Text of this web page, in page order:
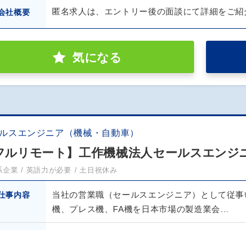
社概要 匿名求人は、エントリー後の面談にて詳細をご
気になる
スエンジニア（機械・自動車）
ルリモート】工作機械法人セールスエン
企業 英語力が必要 土日祝休み
事内容
当社の営業職（セールスエンジニア）として従
機、プレス機、FA機を日本市場の製造業会…